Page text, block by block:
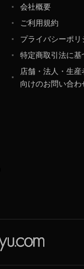
会社概要
ご利用規約
プライバシーポリ
特定商取引法に基
店舗・法人・生産
向けのお問い合わ